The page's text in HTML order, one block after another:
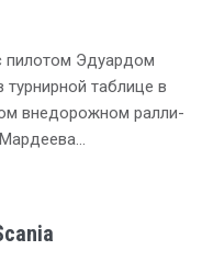
Эдуардом
таблице в
внедорожном ралли-